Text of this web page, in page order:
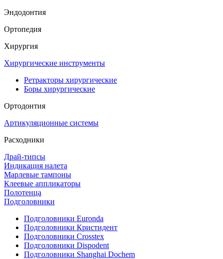
Эндодонтия
Ортопедия
Хирургия
Хирургические инструменты
Ретракторы хирургические
Боры хирургические
Ортодонтия
Артикуляционные системы
Расходники
Драй-типсы
Индикация налета
Марлевые тампоны
Клеевые аппликаторы
Полотенца
Подголовники
Подголовники Euronda
Подголовники Кристидент
Подголовники Crosstex
Подголовники Dispodent
Подголовники Shanghai Dochem